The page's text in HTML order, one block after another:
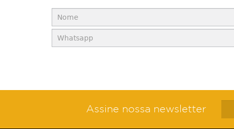
Assine nossa newsletter